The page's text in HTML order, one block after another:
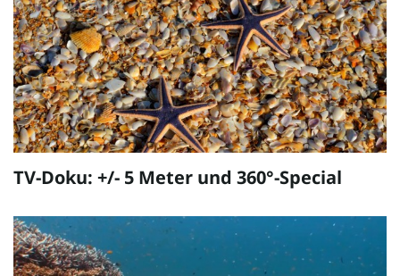
TV-Doku: +/- 5 Meter und 360°-Special